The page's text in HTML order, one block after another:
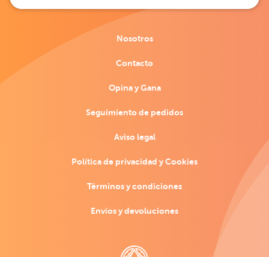
Nosotros
Contacto
Opina y Gana
Seguimiento de pedidos
Aviso legal
Política de privacidad y Cookies
Términos y condiciones
Envíos y devoluciones